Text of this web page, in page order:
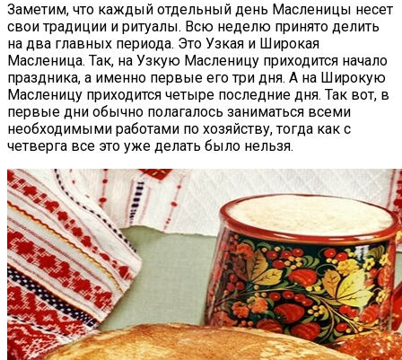
Заметим, что каждый отдельный день Масленицы несет
свои традиции и ритуалы. Всю неделю принято делить
на два главных периода. Это Узкая и Широкая
Масленица. Так, на Узкую Масленицу приходится начало
праздника, а именно первые его три дня. А на Широкую
Масленицу приходится четыре последние дня. Так вот, в
первые дни обычно полагалось заниматься всеми
необходимыми работами по хозяйству, тогда как с
четверга все это уже делать было нельзя.